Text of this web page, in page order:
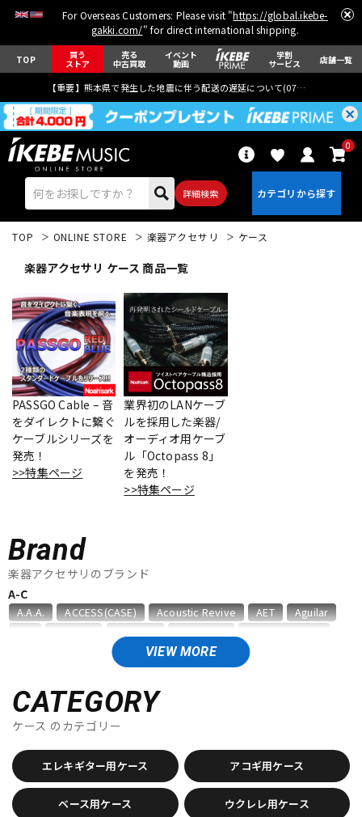
For Overseas Customers: Please visit "https://global.ikebe-
gakki.com/" for direct international shipping.
TOP 買う
ストア
売る
中古買取
イベント
動画
学割
サービス 店舗一覧
【重要】熊本県で発生した地震に伴う配送の遅延について(07月29日
詳細検索
0
エレキギター
ベース
ドラム
管楽器
アンプ エフェクター
DTM オンライン納品
TOP ONLINE STORE 楽器アクセサリ ケース
楽器アクセサリ ケース 商品一覧
PASSGO Cable – 音
をダイレクトに繋ぐ
ケーブルシリーズを
発売！
>>特集ページ
業界初のLANケーブ
ルを採用した楽器/
オーディオ用ケーブ
ル「Octopass 8」
を発売！
>>特集ページ
Brand
楽器アクセサリのブランド
VIEW MORE
A-C
A.A.A. ACCESS(CASE) Acoustic Revive AET
Aguilar
ALPINE HEARING PROTECTION APEX
ARTEC ATELIER Z
B，W&R
Babicz BARBAROSSA
bartolini
basiner BASSO
Bigsby
Bill Lawrence
BLACK MOUNTAIN PICKS
BLACK&GOLD
Blackstar
BLUE BELL
Bohemians BONDHUS BOSS
Boveda
brokker
Bruff B-SIDE LABEL CAIG CAJ
CANARE
Carl Fischer
Carlos Charles Colin Cherub
CLAYTON
CATEGORY
ケース のカテゴリー
エレキギター用ケース アコギ用ケース
ベース用ケース ウクレレ用ケース